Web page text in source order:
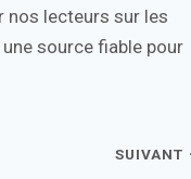
nos lecteurs sur les
source fiable pour
SUIVANT